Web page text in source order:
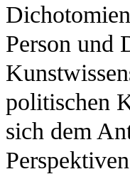
Person und
politischen
sich dem